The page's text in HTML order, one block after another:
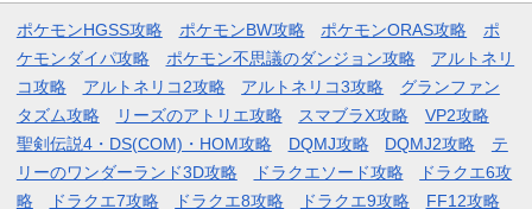
ポケモンHGSS攻略 ポケモンBW攻略 ポケモンORAS攻略
ポ
ケモンダイパ攻略
ポケモン不思議のダンジョン攻略
アルトネリ
コ攻略
アルトネリコ2攻略 アルトネリコ3攻略
グランファン
タズム攻略
リーズのアトリエ攻略 スマブラX攻略
VP2攻略
聖剣伝説4・DS(COM)・HOM攻略
DQMJ攻略 DQMJ2攻略
テ
リーのワンダーランド3D攻略
ドラクエソード攻略
ドラクエ6攻
略
ドラクエ7攻略 ドラクエ8攻略 ドラクエ9攻略 FF12攻略